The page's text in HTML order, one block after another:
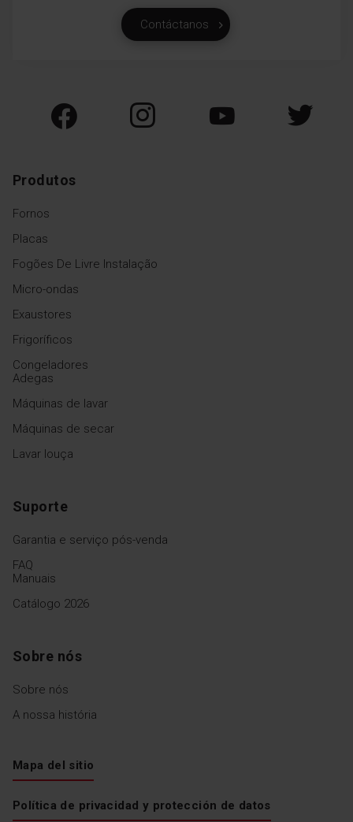
Contáctanos
Produtos
Fornos
Placas
Fogões De Livre Instalação
Micro-ondas
Exaustores
Frigoríficos
Congeladores
Adegas
Máquinas de lavar
Máquinas de secar
Lavar louça
Suporte
Garantia e serviço pós-venda
FAQ
Manuais
Catálogo 2026
Sobre nós
Sobre nós
A nossa história
Mapa del sitio
Política de privacidad y protección de datos